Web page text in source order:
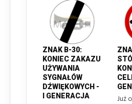
ZNAK B-30:
KONIEC ZAKAZU
UŻYWANIA
SYGNAŁÓW
DŹWIĘKOWYCH -
I GENERACJA
Już